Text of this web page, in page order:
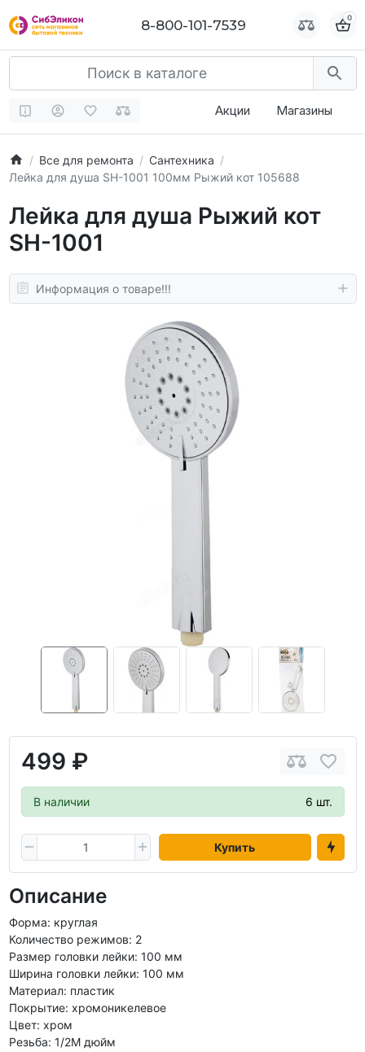
8-800-101-7539 0
Акции Магазины
Все для ремонта
Сантехника
Лейка для душа SH-1001 100мм Рыжий кот 105688
Лейка для душа Рыжий кот
SH-1001
Информация о товаре!!!
499 ₽
В наличии 6 шт.
Купить
Описание
Форма: круглая
Количество режимов: 2
Размер головки лейки: 100 мм
Ширина головки лейки: 100 мм
Материал: пластик
Покрытие: хромоникелевое
Цвет: хром
Резьба: 1/2M дюйм
8-800-101-7539 0